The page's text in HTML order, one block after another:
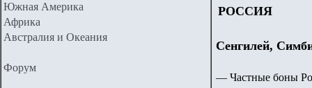
Южная Америка
Африка
Австралия и Океания
Форум
РОССИЯ
Сенгилей,
— Частные боны